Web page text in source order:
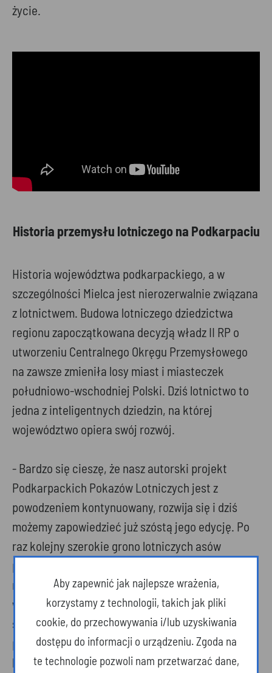
życie.
Historia przemysłu lotniczego na Podkarpaciu
Historia województwa podkarpackiego, a w
szczególności Mielca jest nierozerwalnie związana
z lotnictwem. Budowa lotniczego dziedzictwa
regionu zapoczątkowana decyzją władz II RP o
utworzeniu Centralnego Okręgu Przemysłowego
na zawsze zmieniła losy miast i miasteczek
południowo-wschodniej Polski. Dziś lotnictwo to
jedna z inteligentnych dziedzin, na której
województwo opiera swój rozwój.
- Bardzo się cieszę, że nasz autorski projekt
Podkarpackich Pokazów Lotniczych jest z
powodzeniem kontynuowany, rozwija się i dziś
możemy zapowiedzieć już szóstą jego edycję. Po
raz kolejny szerokie grono lotniczych asów
przestworzy zaprezentuje swoje umiejętności na
mieleckim lotnisku. Tegoroczne pokazy będą
wyjątkowe, bo przypadają w czasie gdy
świętujemy 105-lecie niepodległości, 105-lecie
polskiego lotnictwa i 85-lecie przemysłu
lotniczego na Podkarpaciu. Dlatego program, jak
Aby zapewnić jak najlepsze wrażenia,
korzystamy z technologii, takich jak pliki
cookie, do przechowywania i/lub uzyskiwania
dostępu do informacji o urządzeniu. Zgoda na
te technologie pozwoli nam przetwarzać dane,